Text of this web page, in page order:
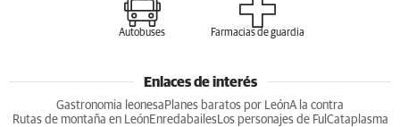
Autobuses Farmacias de guardia
Enlaces de interés
Gastronomia leonesa Planes baratos por LeónA la contra
Rutas de montaña en LeónEnredabailesLos personajes de Ful Cataplasma